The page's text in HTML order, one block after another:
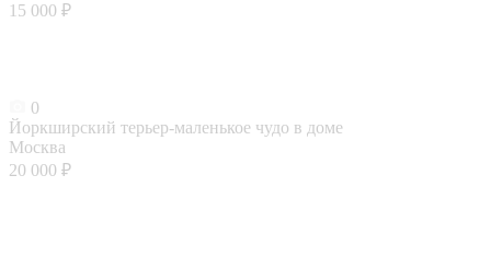
15 000 ₽
0
Йоркширский терьер-маленькое чудо в доме
Москва
20 000 ₽